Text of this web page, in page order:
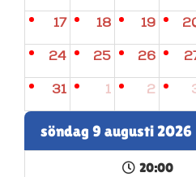
17 18 19
24 25 26
31 1 2
söndag 9 augusti 2026
20:00